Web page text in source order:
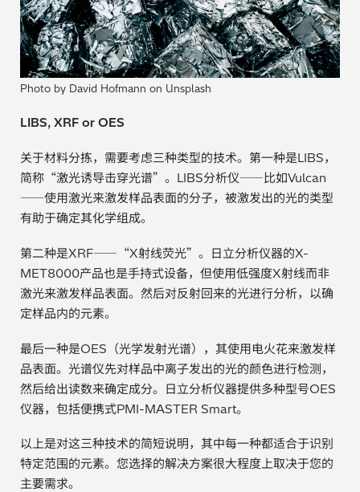
废金属回收
考古
制药
食品
汽车
纸上涂硅
镀层厚度测量
Photo by David Hofmann on Unsplash
LIBS, XRF or OES
关于材料分拣，需要考虑三种类型的技术。第一种是LIBS，
简称“激光诱导击穿光谱”。LIBS分析仪——比如Vulcan
——使用激光来激发样品表面的分子，被激发出的光的类型
有助于确定其化学组成。
第二种是XRF——“X射线荧光”。日立分析仪器的X-
MET8000产品也是手持式设备，但使用低强度X射线而非
激光来激发样品表面。然后对反射回来的光进行分析，以确
定样品内的元素。
最后一种是OES（光学发射光谱），其使用电火花来激发样
品表面。光谱仪先对样品中离子发出的光的颜色进行检测，
然后给出读数来确定成分。日立分析仪器提供多种型号OES
仪器，包括便携式PMI-MASTER Smart。
以上是对这三种技术的简短说明，其中每一种都适合于识别
特定范围的元素。您选择的解决方案很大程度上取决于您的
主要需求。